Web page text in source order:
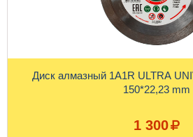
Диск алмазный 1A1R ULTRA
150*22,23 mm
1 300